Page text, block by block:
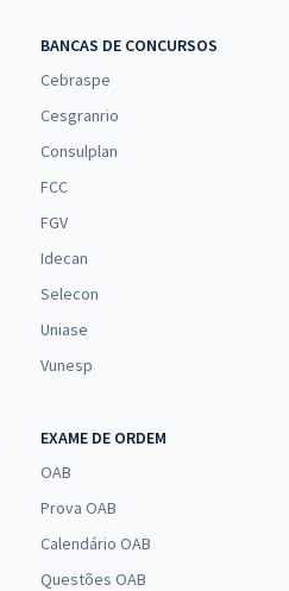
BANCAS DE CONCURSOS
Cebraspe
Cesgranrio
Consulplan
FCC
FGV
Idecan
Selecon
Uniase
Vunesp
EXAME DE ORDEM
OAB
Prova OAB
Calendário OAB
Questões OAB